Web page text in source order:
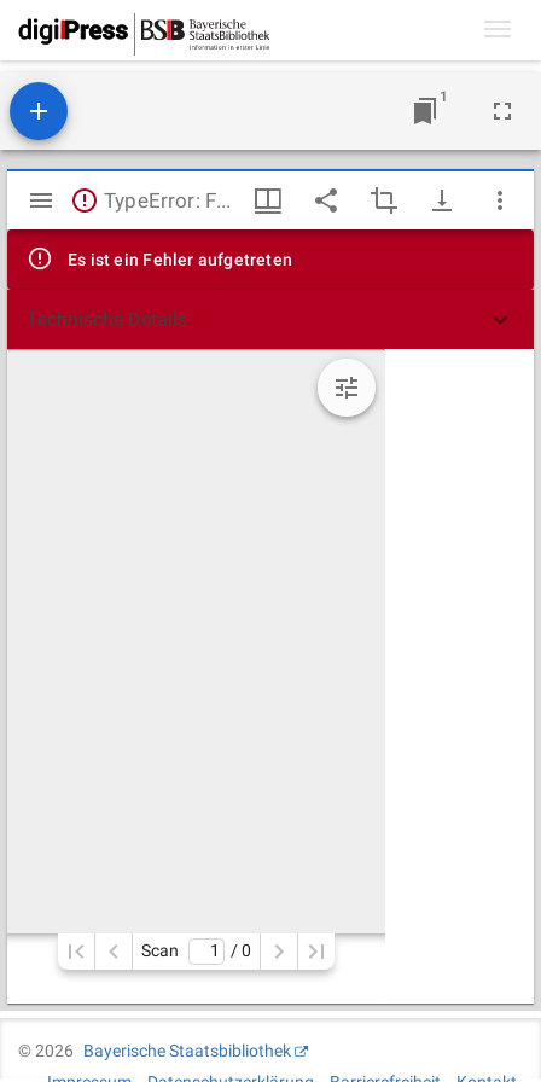
1
Mirador
Viewer
TypeError: Failed to fetch
Es ist ein Fehler aufgetreten
Technische Details
Scan / 0
©2026
Bayerische Staatsbibliothek